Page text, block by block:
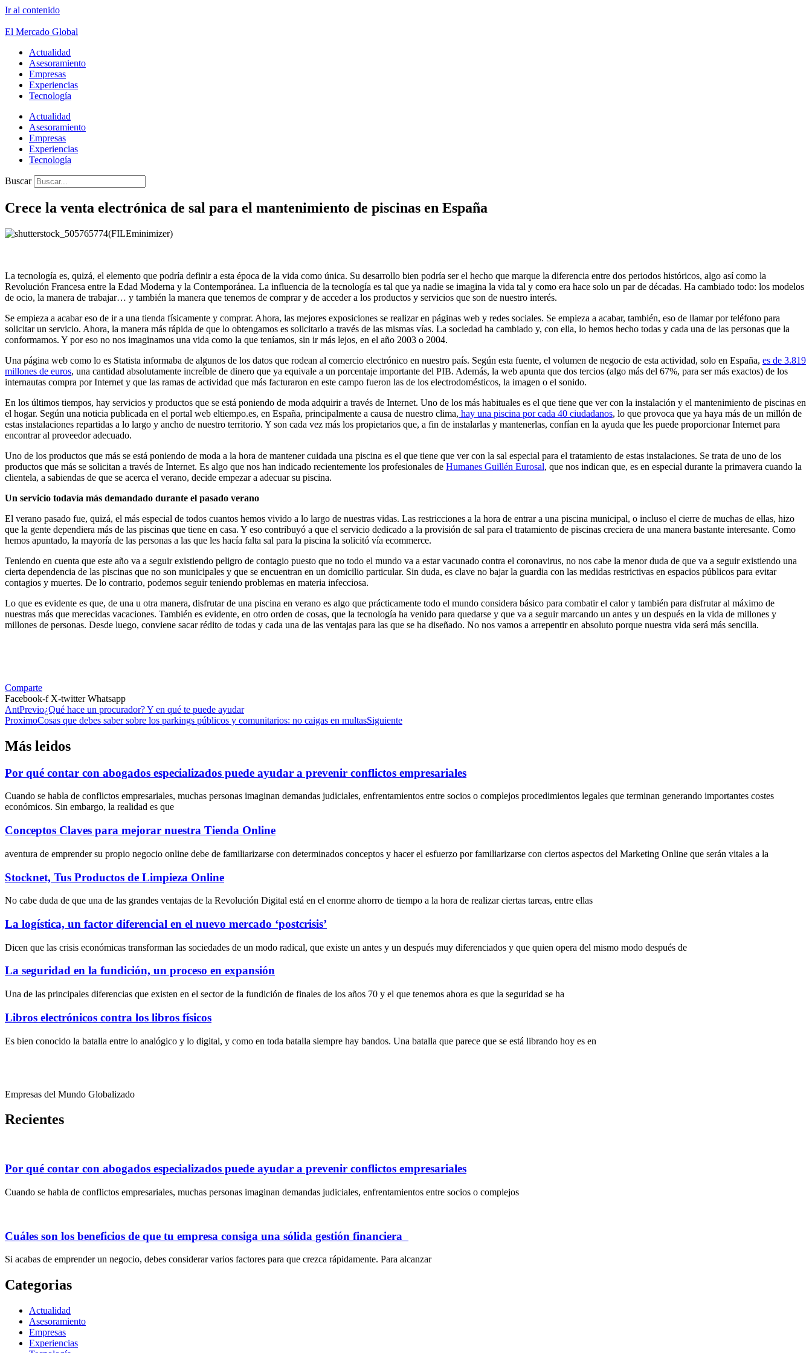
Ir al contenido
El Mercado Global
Actualidad
Asesoramiento
Empresas
Experiencias
Tecnología
Actualidad
Asesoramiento
Empresas
Experiencias
Tecnología
Buscar
Crece la venta electrónica de sal para el mantenimiento de piscinas en España
La tecnología es, quizá, el elemento que podría definir a esta época de la vida como única. Su desarrollo bien podría ser el hecho que marque la diferencia entre dos periodos históricos, algo así como la
Revolución Francesa entre la Edad Moderna y la Contemporánea. La influencia de la tecnología es tal que ya nadie se imagina la vida tal y como era hace solo un par de décadas. Ha cambiado todo: los modelos
de ocio, la manera de trabajar… y también la manera que tenemos de comprar y de acceder a los productos y servicios que son de nuestro interés.
Se empieza a acabar eso de ir a una tienda físicamente y comprar. Ahora, las mejores exposiciones se realizar en páginas web y redes sociales. Se empieza a acabar, también, eso de llamar por teléfono para
solicitar un servicio. Ahora, la manera más rápida de que lo obtengamos es solicitarlo a través de las mismas vías. La sociedad ha cambiado y, con ella, lo hemos hecho todas y cada una de las personas que la
conformamos. Y por eso no nos imaginamos una vida como la que teníamos, sin ir más lejos, en el año 2003 o 2004.
Una página web como lo es Statista informaba de algunos de los datos que rodean al comercio electrónico en nuestro país. Según esta fuente, el volumen de negocio de esta actividad, solo en España, es de 3.819
millones de euros, una cantidad absolutamente increíble de dinero que ya equivale a un porcentaje importante del PIB. Además, la web apunta que dos tercios (algo más del 67%, para ser más exactos) de los
internautas compra por Internet y que las ramas de actividad que más facturaron en este campo fueron las de los electrodomésticos, la imagen o el sonido.
En los últimos tiempos, hay servicios y productos que se está poniendo de moda adquirir a través de Internet. Uno de los más habituales es el que tiene que ver con la instalación y el mantenimiento de piscinas en
el hogar. Según una noticia publicada en el portal web eltiempo.es, en España, principalmente a causa de nuestro clima, hay una piscina por cada 40 ciudadanos, lo que provoca que ya haya más de un millón de
estas instalaciones repartidas a lo largo y ancho de nuestro territorio. Y son cada vez más los propietarios que, a fin de instalarlas y mantenerlas, confían en la ayuda que les puede proporcionar Internet para
encontrar al proveedor adecuado.
Uno de los productos que más se está poniendo de moda a la hora de mantener cuidada una piscina es el que tiene que ver con la sal especial para el tratamiento de estas instalaciones. Se trata de uno de los
productos que más se solicitan a través de Internet. Es algo que nos han indicado recientemente los profesionales de Humanes Guillén Eurosal, que nos indican que, es en especial durante la primavera cuando la
clientela, a sabiendas de que se acerca el verano, decide empezar a adecuar su piscina.
Un servicio todavía más demandado durante el pasado verano
El verano pasado fue, quizá, el más especial de todos cuantos hemos vivido a lo largo de nuestras vidas. Las restricciones a la hora de entrar a una piscina municipal, o incluso el cierre de muchas de ellas, hizo
que la gente dependiera más de las piscinas que tiene en casa. Y eso contribuyó a que el servicio dedicado a la provisión de sal para el tratamiento de piscinas creciera de una manera bastante interesante. Como
hemos apuntado, la mayoría de las personas a las que les hacía falta sal para la piscina la solicitó vía ecommerce.
Teniendo en cuenta que este año va a seguir existiendo peligro de contagio puesto que no todo el mundo va a estar vacunado contra el coronavirus, no nos cabe la menor duda de que va a seguir existiendo una
cierta dependencia de las piscinas que no son municipales y que se encuentran en un domicilio particular. Sin duda, es clave no bajar la guardia con las medidas restrictivas en espacios públicos para evitar
contagios y muertes. De lo contrario, podemos seguir teniendo problemas en materia infecciosa.
Lo que es evidente es que, de una u otra manera, disfrutar de una piscina en verano es algo que prácticamente todo el mundo considera básico para combatir el calor y también para disfrutar al máximo de
nuestras más que merecidas vacaciones. También es evidente, en otro orden de cosas, que la tecnología ha venido para quedarse y que va a seguir marcando un antes y un después en la vida de millones y
millones de personas. Desde luego, conviene sacar rédito de todas y cada una de las ventajas para las que se ha diseñado. No nos vamos a arrepentir en absoluto porque nuestra vida será más sencilla.
Comparte
Facebook-f X-twitter Whatsapp
AntPrevio¿Qué hace un procurador? Y en qué te puede ayudar
ProximoCosas que debes saber sobre los parkings públicos y comunitarios: no caigas en multasSiguiente
Más leidos
Por qué contar con abogados especializados puede ayudar a prevenir conflictos empresariales
Cuando se habla de conflictos empresariales, muchas personas imaginan demandas judiciales, enfrentamientos entre socios o complejos procedimientos legales que terminan generando importantes costes
económicos. Sin embargo, la realidad es que
Conceptos Claves para mejorar nuestra Tienda Online
aventura de emprender su propio negocio online debe de familiarizarse con determinados conceptos y hacer el esfuerzo por familiarizarse con ciertos aspectos del Marketing Online que serán vitales a la
Stocknet, Tus Productos de Limpieza Online
No cabe duda de que una de las grandes ventajas de la Revolución Digital está en el enorme ahorro de tiempo a la hora de realizar ciertas tareas, entre ellas
La logística, un factor diferencial en el nuevo mercado ‘postcrisis’
Dicen que las crisis económicas transforman las sociedades de un modo radical, que existe un antes y un después muy diferenciados y que quien opera del mismo modo después de
La seguridad en la fundición, un proceso en expansión
Una de las principales diferencias que existen en el sector de la fundición de finales de los años 70 y el que tenemos ahora es que la seguridad se ha
Libros electrónicos contra los libros físicos
Es bien conocido la batalla entre lo analógico y lo digital, y como en toda batalla siempre hay bandos. Una batalla que parece que se está librando hoy es en
Empresas del Mundo Globalizado
Recientes
Por qué contar con abogados especializados puede ayudar a prevenir conflictos empresariales
Cuando se habla de conflictos empresariales, muchas personas imaginan demandas judiciales, enfrentamientos entre socios o complejos
Cuáles son los beneficios de que tu empresa consiga una sólida gestión financiera
Si acabas de emprender un negocio, debes considerar varios factores para que crezca rápidamente. Para alcanzar
Categorias
Actualidad
Asesoramiento
Empresas
Experiencias